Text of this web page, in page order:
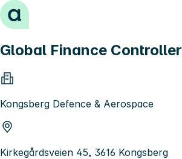
Hopp til innhold
Global Finance Controller
Kongsberg Defence & Aerospace
Kirkegårdsveien 45, 3616 Kongsberg